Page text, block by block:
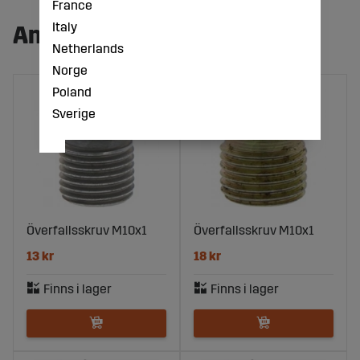
Andra köpte även:
Överfallsskruv M10x1
13 kr
Överfallsskruv M10x1
18 kr
France
Italy
Netherlands
Norge
Poland
Sverige